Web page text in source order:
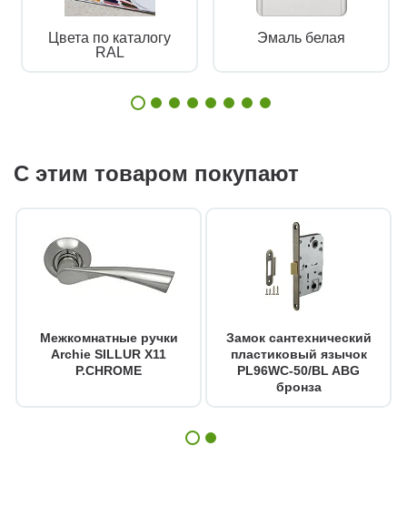
Цвета по каталогу
RAL
Эмаль белая
С этим товаром покупают
Межкомнатные ручки
Archie SILLUR X11
P.CHROME
Замок сантехнический
пластиковый язычок
PL96WC-50/BL ABG
бронза